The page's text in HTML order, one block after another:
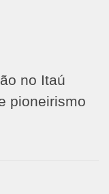
no Itaú
pioneirismo